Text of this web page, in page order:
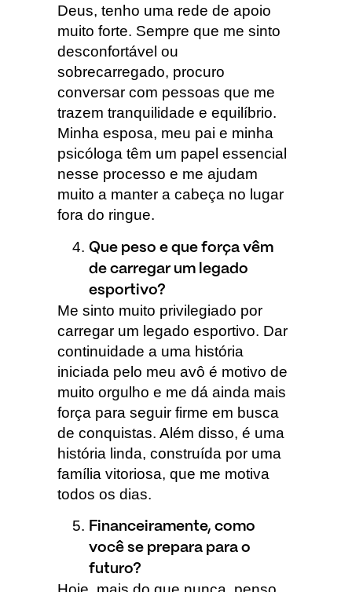
Deus, tenho uma rede de apoio
muito forte. Sempre que me sinto
desconfortável ou
sobrecarregado, procuro
conversar com pessoas que me
trazem tranquilidade e equilíbrio.
Minha esposa, meu pai e minha
psicóloga têm um papel essencial
nesse processo e me ajudam
muito a manter a cabeça no lugar
fora do ringue.
Que peso e que força vêm
de carregar um legado
esportivo?
Me sinto muito privilegiado por
carregar um legado esportivo. Dar
continuidade a uma história
iniciada pelo meu avô é motivo de
muito orgulho e me dá ainda mais
força para seguir firme em busca
de conquistas. Além disso, é uma
história linda, construída por uma
família vitoriosa, que me motiva
todos os dias.
Financeiramente, como
você se prepara para o
futuro?